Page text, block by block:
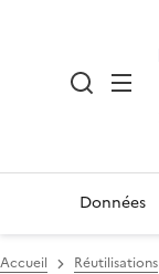
Données
Accueil Réutilisations